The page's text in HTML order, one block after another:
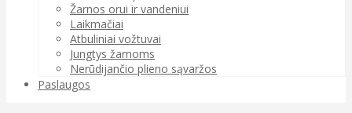
Žarnos orui ir vandeniui
Laikmačiai
Atbuliniai vožtuvai
Jungtys žarnoms
Nerūdijančio plieno sąvaržos
Paslaugos